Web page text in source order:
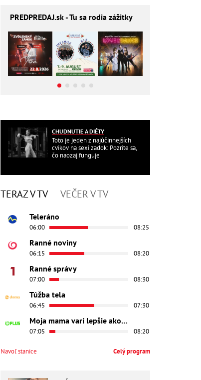
PREDPREDAJ.sk - Tu sa rodia zážitky
CHUDNUTIE A DIÉTY
Toto je jeden z najúčinnejších
cvikov na sexi zadok: Pozrite sa,
čo naozaj funguje
TERAZ V TV VEČER V TV
Teleráno
06:00 08:25
Ranné noviny
06:15 08:20
Ranné správy
07:00 08:30
Túžba tela
06:45 07:30
Moja mama varí lepšie ako tvoja
07:05 08:20
Navoľ stanice Celý program